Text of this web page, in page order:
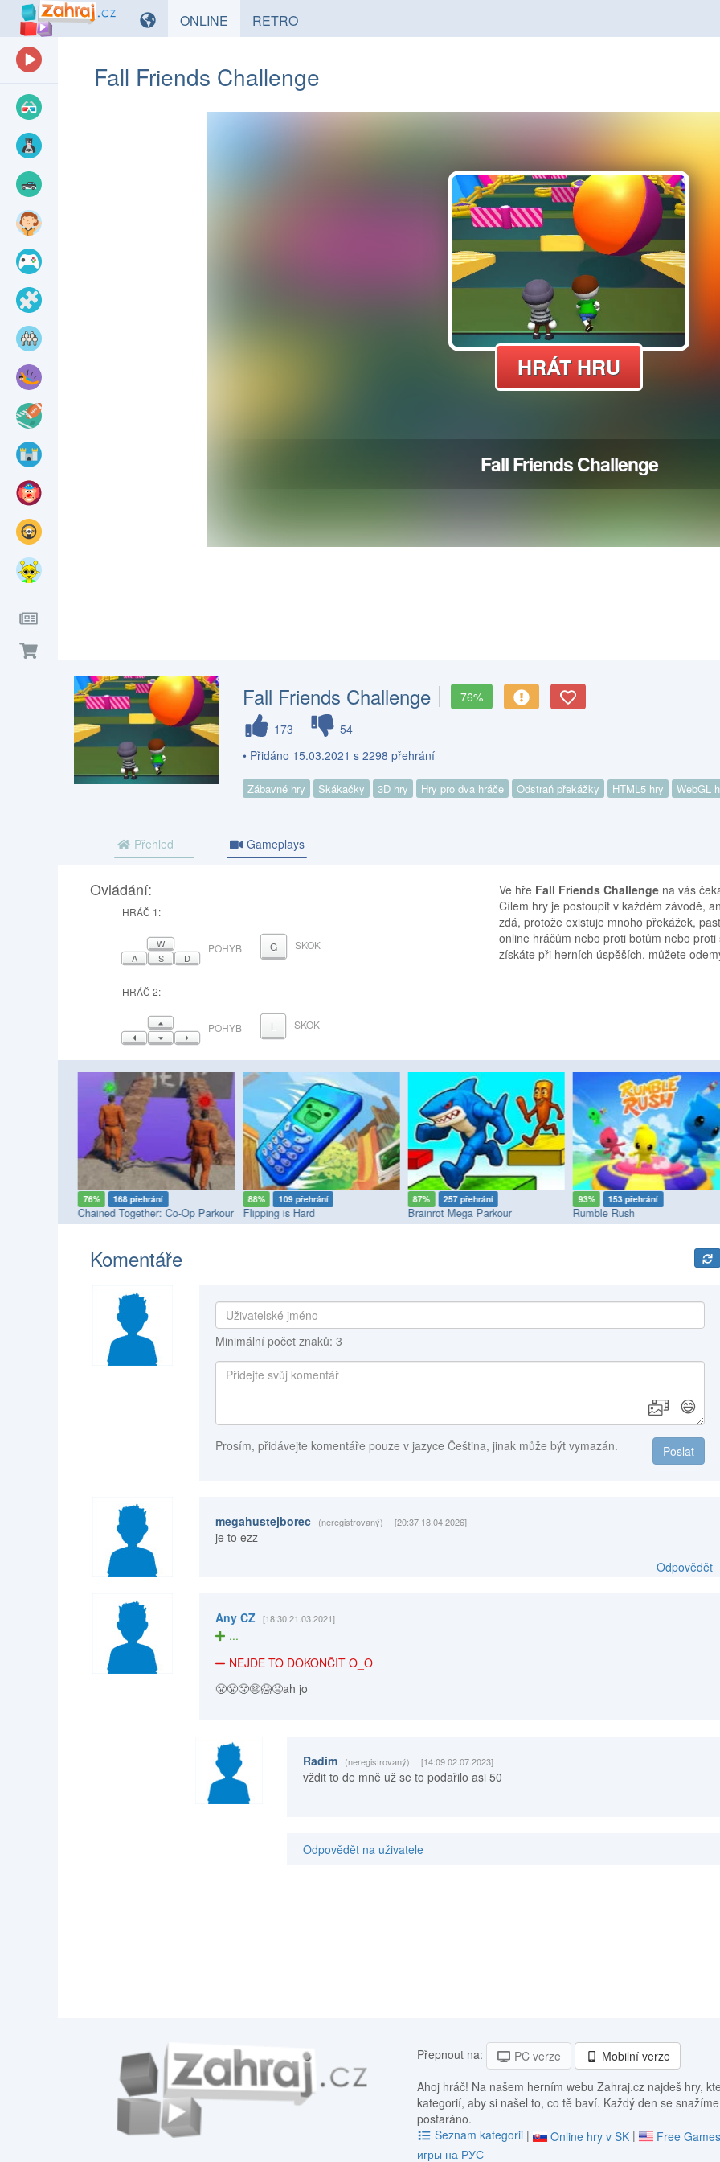
ONLINE HRYRETROHRY
Fall Friends Challenge
Fall Friends Challenge
76%
173
54
• Přidáno 15.03.2021 s 2298 přehrání
Zábavné hry Skákačky 3D hry Hry pro dva hráče Odstraň překážky HTML5 hry WebGL
Přehled Gameplays
Ovládání:
HRÁČ 1:
W
A
S D
POHYB G SKOK
HRÁČ 2:
NAHORU
VLEVODOLŮVPRAVO
POHYB L SKOK
Ve hře Fall Friends Challenge na vás
Cílem hry je postoupit v každém závodě,
zdá, protože existuje mnoho překážek,
online hráčům nebo proti botům nebo
získáte při herních úspěších, můžete
76% 168 přehrání
Chained Together: Co-Op Parkour
88% 109 přehrání
Flipping is Hard
87% 257 přehrání
Brainrot Mega Parkour
93% 153 přehrání
Rumble Rush
Komentáře
Minimální počet znaků: 3
😄
Poslat
Prosím, přidávejte komentáře pouze v jazyce Čeština, jinak může být vymazán.
megahustejborec (neregistrovaný) [20:37 18.04.2026]
je to ezz
Odpovědět
Any CZ [18:30 21.03.2021]
...
NEJDE TO DOKONČIT O_O
😤😤😤😨😱😡ah jo
Radim (neregistrovaný) [14:09 02.07.2023]
vždit to de mně už se to podařilo asi 50
Odpovědět na uživatele
Přepnout na: PC verze
Mobilní verze
Ahoj hráč! Na našem herním webu Zahraj.cz najdeš hry,
kategorií, aby si našel to, co tě baví. Každý den se
postaráno.
Seznam kategorii | Online hry v SK | Free
игры на РУС